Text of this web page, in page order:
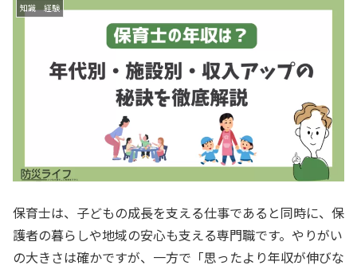
知識 経験
保育士は、子どもの成長を支える仕事であると同時に、保
護者の暮らしや地域の安心も支える専門職です。やりがい
の大きさは確かですが、一方で「思ったより年収が伸びな